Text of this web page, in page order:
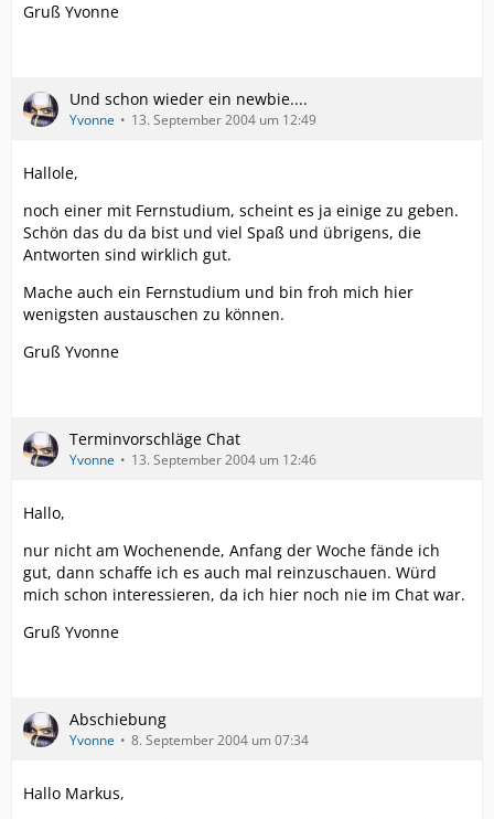
Gruß Yvonne
Und schon wieder ein newbie....
Yvonne 13. September 2004 um 12:49
Hallole,
noch einer mit Fernstudium, scheint es ja einige zu geben.
Schön das du da bist und viel Spaß und übrigens, die
Antworten sind wirklich gut.
Mache auch ein Fernstudium und bin froh mich hier
wenigsten austauschen zu können.
Gruß Yvonne
Terminvorschläge Chat
Yvonne 13. September 2004 um 12:46
Hallo,
nur nicht am Wochenende, Anfang der Woche fände ich
gut, dann schaffe ich es auch mal reinzuschauen. Würd
mich schon interessieren, da ich hier noch nie im Chat war.
Gruß Yvonne
Abschiebung
Yvonne 8. September 2004 um 07:34
Hallo Markus,